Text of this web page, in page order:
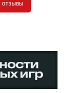
отзывы